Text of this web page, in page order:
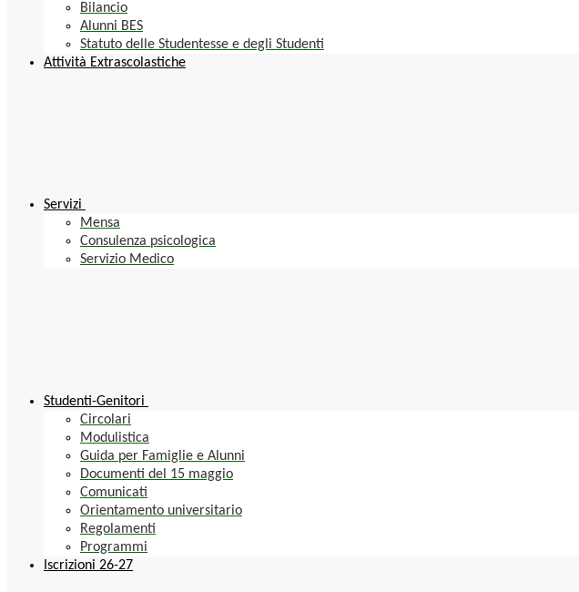
Bilancio
Alunni BES
Statuto delle Studentesse e degli Studenti
Attività Extrascolastiche
Servizi
Mensa
Consulenza psicologica
Servizio Medico
Studenti-Genitori
Circolari
Modulistica
Guida per Famiglie e Alunni
Documenti del 15 maggio
Comunicati
Orientamento universitario
Regolamenti
Programmi
Iscrizioni 26-27